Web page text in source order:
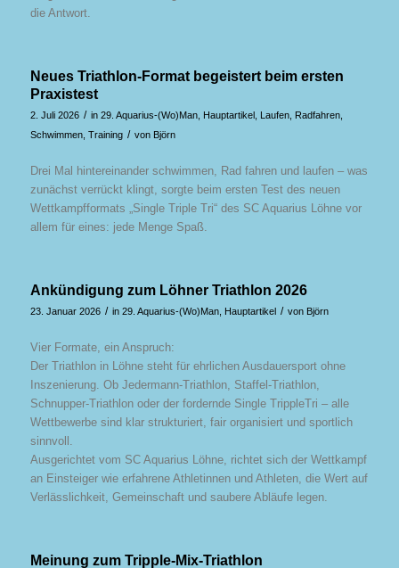
die Antwort.
Neues Triathlon-Format begeistert beim ersten
Praxistest
2. Juli 2026 / in 29. Aquarius-(Wo)Man, Hauptartikel, Laufen, Radfahren,
Schwimmen, Training / von Björn
Drei Mal hintereinander schwimmen, Rad fahren und laufen – was
zunächst verrückt klingt, sorgte beim ersten Test des neuen
Wettkampfformats „Single Triple Tri“ des SC Aquarius Löhne vor
allem für eines: jede Menge Spaß.
Ankündigung zum Löhner Triathlon 2026
23. Januar 2026 / in 29. Aquarius-(Wo)Man, Hauptartikel / von Björn
Vier Formate, ein Anspruch:
Der Triathlon in Löhne steht für ehrlichen Ausdauersport ohne
Inszenierung. Ob Jedermann-Triathlon, Staffel-Triathlon,
Schnupper-Triathlon oder der fordernde Single TrippleTri – alle
Wettbewerbe sind klar strukturiert, fair organisiert und sportlich
sinnvoll.
Ausgerichtet vom SC Aquarius Löhne, richtet sich der Wettkampf
an Einsteiger wie erfahrene Athletinnen und Athleten, die Wert auf
Verlässlichkeit, Gemeinschaft und saubere Abläufe legen.
Meinung zum Tripple-Mix-Triathlon